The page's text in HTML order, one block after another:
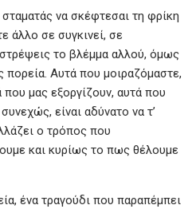
να σκέφτεσαι τη φρίκη
άλλο σε συγκινεί, σε
στρέψεις το βλέμμα αλλού, όμως
πορεία. Αυτά που μοιραζόμαστε,
μας εξοργίζουν, αυτά που
είναι αδύνατο να τ’
ο τρόπος που
και κυρίως το πως θέλουμε
ένα τραγούδι που παραπέμπει